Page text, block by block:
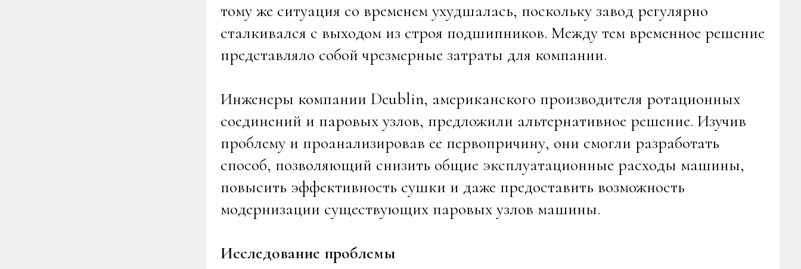
тому же ситуация со временем ухудшалась, поскольку завод регулярно
сталкивался с выходом из строя подшипников. Между тем временное решение
представляло собой чрезмерные затраты для компании.
Инженеры компании Deublin, американского производителя ротационных
соединений и паровых узлов, предложили альтернативное решение. Изучив
проблему и проанализировав ее первопричину, они смогли разработать
способ, позволяющий снизить общие эксплуатационные расходы машины,
повысить эффективность сушки и даже предоставить возможность
модернизации существующих паровых узлов машины.
Исследование проблемы